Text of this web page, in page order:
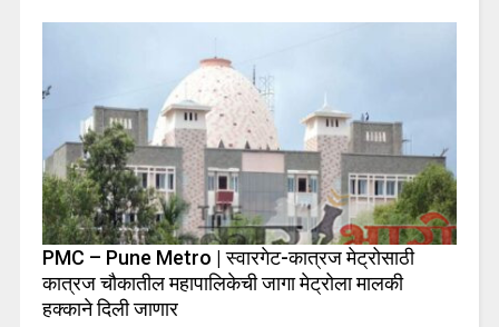
PMC – Pune Metro | स्वारगेट-कात्रज मेट्रोसाठी
कात्रज चौकातील महापालिकेची जागा मेट्रोला मालकी
हक्काने दिली जाणार